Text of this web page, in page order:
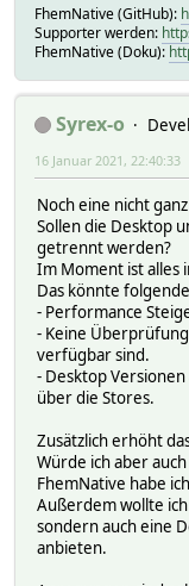
FhemNative (GitHub):
Supporter werden:
FhemNative (Doku):
Syrex-o
16 Januar 2021, 22:40:33
Noch eine nicht
Sollen die Desktop
getrennt werden?
Im Moment ist alles
Das könnte
- Performance
- Keine
verfügbar sind.
- Desktop
über die Stores.
Zusätzlich erhöht
Würde ich aber
FhemNative habe
Außerdem wollte
sondern auch eine
anbieten.